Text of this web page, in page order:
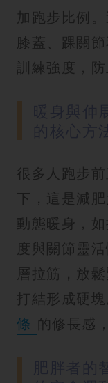
加跑步比例
膝蓋、踝關
訓練強度，防
很多人跑步
下，這是減
動態暖身，
度與關節靈
層拉筋，放
打結形成硬
條 的修長感